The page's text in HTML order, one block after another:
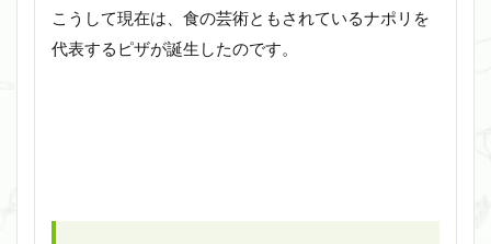
こうして現在は、食の芸術ともされているナポリを
代表するピザが誕生したのです。